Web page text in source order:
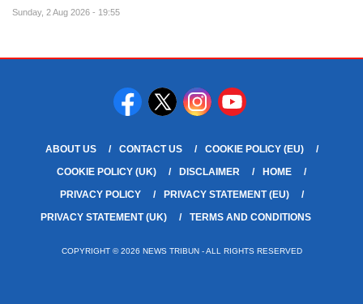
Sunday, 2 Aug 2026 - 19:55
ABOUT US CONTACT US
COOKIE POLICY (EU)
COOKIE POLICY (UK)
DISCLAIMER
HOME
PRIVACY POLICY
PRIVACY STATEMENT (EU)
PRIVACY STATEMENT (UK)
TERMS AND CONDITIONS
COPYRIGHT © 2026 NEWS TRIBUN - ALL RIGHTS RESERVED